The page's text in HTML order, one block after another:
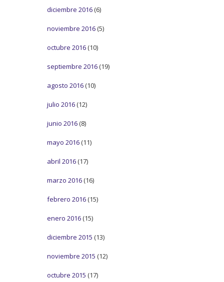
diciembre 2016 (6)
noviembre 2016 (5)
octubre 2016 (10)
septiembre 2016 (19)
agosto 2016 (10)
julio 2016 (12)
junio 2016 (8)
mayo 2016 (11)
abril 2016 (17)
marzo 2016 (16)
febrero 2016 (15)
enero 2016 (15)
diciembre 2015 (13)
noviembre 2015 (12)
octubre 2015 (17)